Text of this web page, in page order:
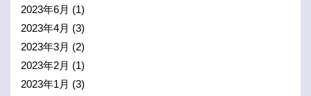
2023年6月 (1)
2023年4月 (3)
2023年3月 (2)
2023年2月 (1)
2023年1月 (3)